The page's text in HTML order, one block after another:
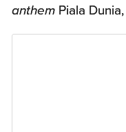
anthem Piala